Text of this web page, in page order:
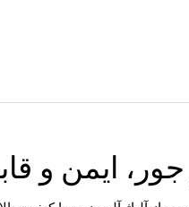
جور، ایمن و